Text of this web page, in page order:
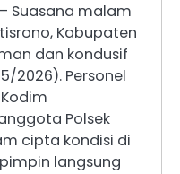
Suasana malam
Kabupaten
dan kondusif
2026). Personel
Polsek
cipta kondisi di
langsung